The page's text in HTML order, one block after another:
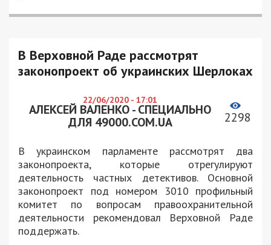
В Верховной Раде рассмотрят
законопроект об украинских Шерлоках
22/06/2020 - 17:01
АЛЕКСЕЙ ВАЛЕНКО - СПЕЦИАЛЬНО
ДЛЯ 49000.COM.UA
2298
В украинском парламенте рассмотрят два
законопроекта, которые отрегулируют
деятельность частных детективов. Основной
законопроект под номером 3010 профильный
комитет по вопросам правоохранительной
деятельности рекомендовал Верховной Раде
поддержать.